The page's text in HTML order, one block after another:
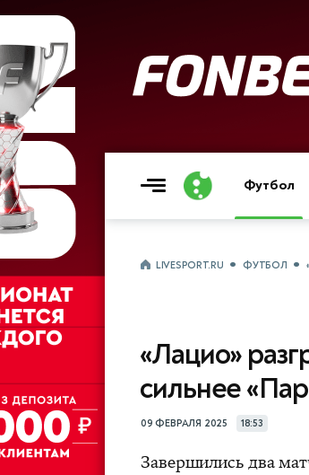
Футбол
LIVESPORT.RU ФУТБОЛ
«Лацио»
сильнее
09 ФЕВРАЛЯ 2025 18:53
Завершились два